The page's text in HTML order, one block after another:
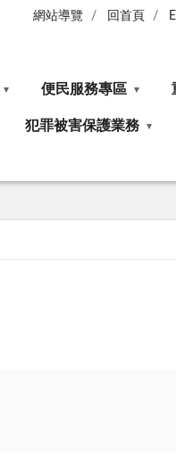
網站導覽 回首頁
便民服務專區
犯罪被害保護業務